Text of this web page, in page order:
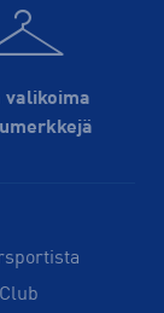
valikoima